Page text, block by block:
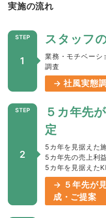
実施の流れ
1
スタッフ
業務・モチベーシ
調査
→ 社風実態
2
５カ年先
定
5カ年を見据えた
5カ年先の売上利
5カ年を見据えた
→ ５年先が
成・ご提案